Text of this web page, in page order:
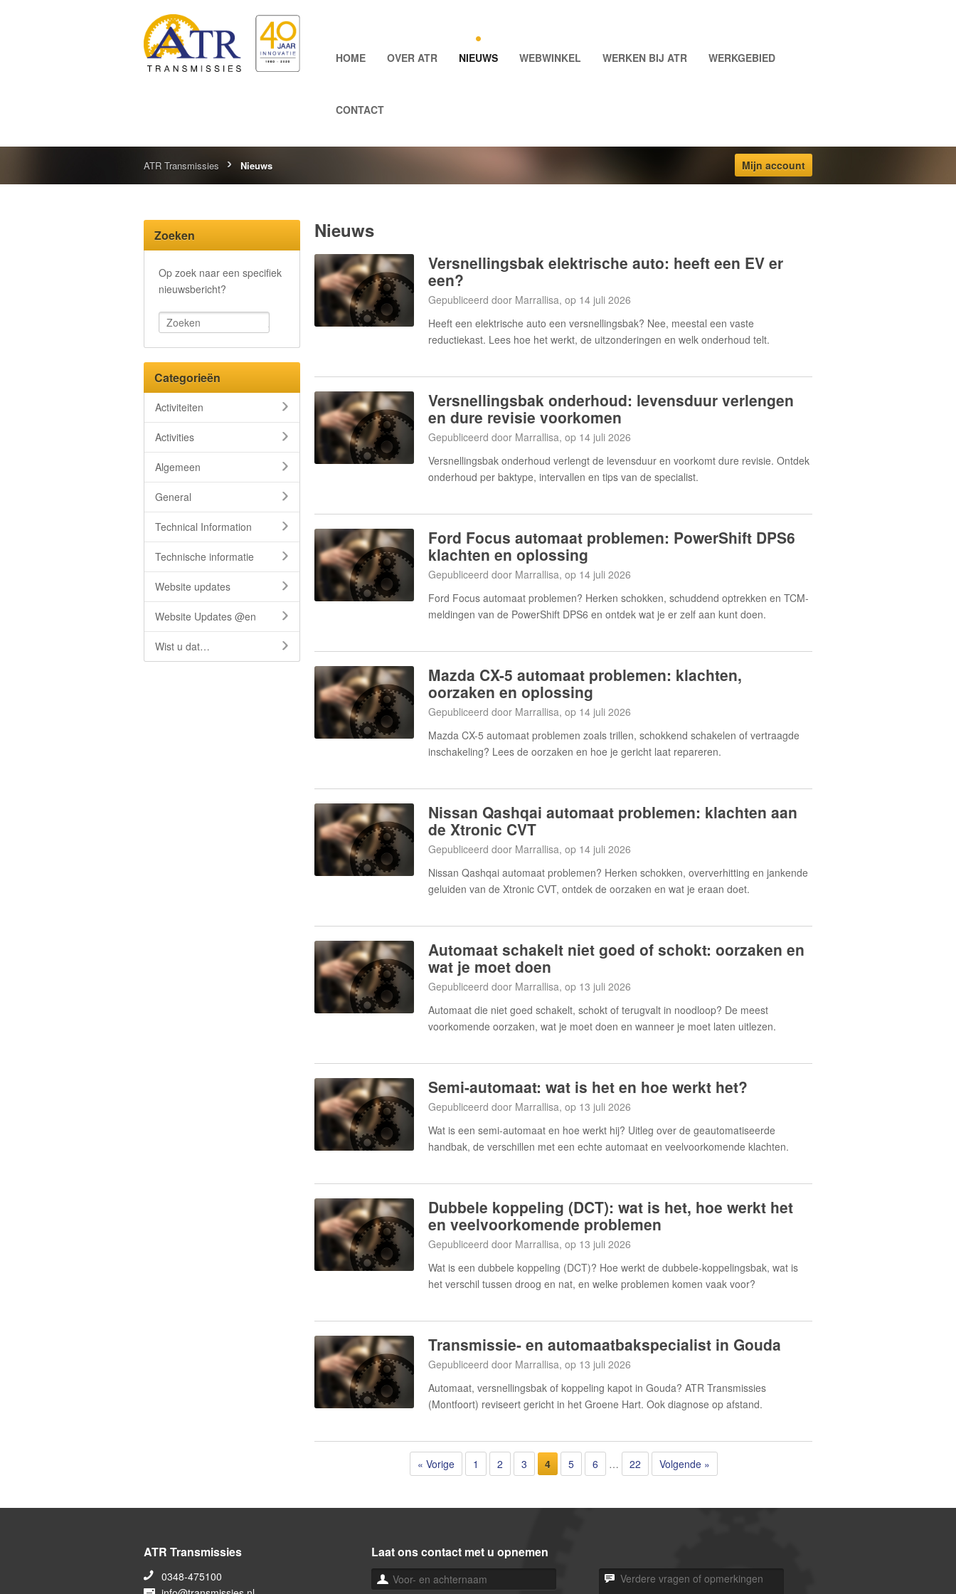
HOME OVER ATR NIEUWS WEBWINKEL WERKEN BIJ ATR WERKGEBIED
CONTACT
ATR Transmissies Nieuws Mijn account
Zoeken
Op zoek naar een specifiek
nieuwsbericht?
Categorieën
Activiteiten
Activities
Algemeen
General
Technical Information
Technische informatie
Website updates
Website Updates @en
Wist u dat…
Nieuws
Versnellingsbak elektrische auto: heeft een EV er
een?
Gepubliceerd door Marrallisa, op 14 juli 2026
Heeft een elektrische auto een versnellingsbak? Nee, meestal een vaste
reductiekast. Lees hoe het werkt, de uitzonderingen en welk onderhoud telt.
Versnellingsbak onderhoud: levensduur verlengen
en dure revisie voorkomen
Gepubliceerd door Marrallisa, op 14 juli 2026
Versnellingsbak onderhoud verlengt de levensduur en voorkomt dure revisie. Ontdek
onderhoud per baktype, intervallen en tips van de specialist.
Ford Focus automaat problemen: PowerShift DPS6
klachten en oplossing
Gepubliceerd door Marrallisa, op 14 juli 2026
Ford Focus automaat problemen? Herken schokken, schuddend optrekken en TCM-
meldingen van de PowerShift DPS6 en ontdek wat je er zelf aan kunt doen.
Mazda CX-5 automaat problemen: klachten,
oorzaken en oplossing
Gepubliceerd door Marrallisa, op 14 juli 2026
Mazda CX-5 automaat problemen zoals trillen, schokkend schakelen of vertraagde
inschakeling? Lees de oorzaken en hoe je gericht laat repareren.
Nissan Qashqai automaat problemen: klachten aan
de Xtronic CVT
Gepubliceerd door Marrallisa, op 14 juli 2026
Nissan Qashqai automaat problemen? Herken schokken, oververhitting en jankende
geluiden van de Xtronic CVT, ontdek de oorzaken en wat je eraan doet.
Automaat schakelt niet goed of schokt: oorzaken en
wat je moet doen
Gepubliceerd door Marrallisa, op 13 juli 2026
Automaat die niet goed schakelt, schokt of terugvalt in noodloop? De meest
voorkomende oorzaken, wat je moet doen en wanneer je moet laten uitlezen.
Semi-automaat: wat is het en hoe werkt het?
Gepubliceerd door Marrallisa, op 13 juli 2026
Wat is een semi-automaat en hoe werkt hij? Uitleg over de geautomatiseerde
handbak, de verschillen met een echte automaat en veelvoorkomende klachten.
Dubbele koppeling (DCT): wat is het, hoe werkt het
en veelvoorkomende problemen
Gepubliceerd door Marrallisa, op 13 juli 2026
Wat is een dubbele koppeling (DCT)? Hoe werkt de dubbele-koppelingsbak, wat is
het verschil tussen droog en nat, en welke problemen komen vaak voor?
Transmissie- en automaatbakspecialist in Gouda
Gepubliceerd door Marrallisa, op 13 juli 2026
Automaat, versnellingsbak of koppeling kapot in Gouda? ATR Transmissies
(Montfoort) reviseert gericht in het Groene Hart. Ook diagnose op afstand.
« Vorige 1 2 3 4 5 6 … 22 Volgende »
ATR Transmissies
0348-475100
Laat ons contact met u opnemen